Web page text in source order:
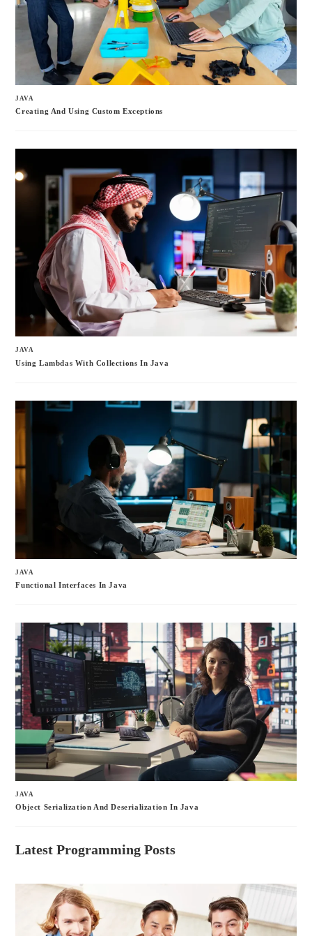
JAVA
Creating And Using Custom Exceptions
JAVA
Using Lambdas With Collections In Java
JAVA
Functional Interfaces In Java
JAVA
Object Serialization And Deserialization In Java
Latest Programming Posts